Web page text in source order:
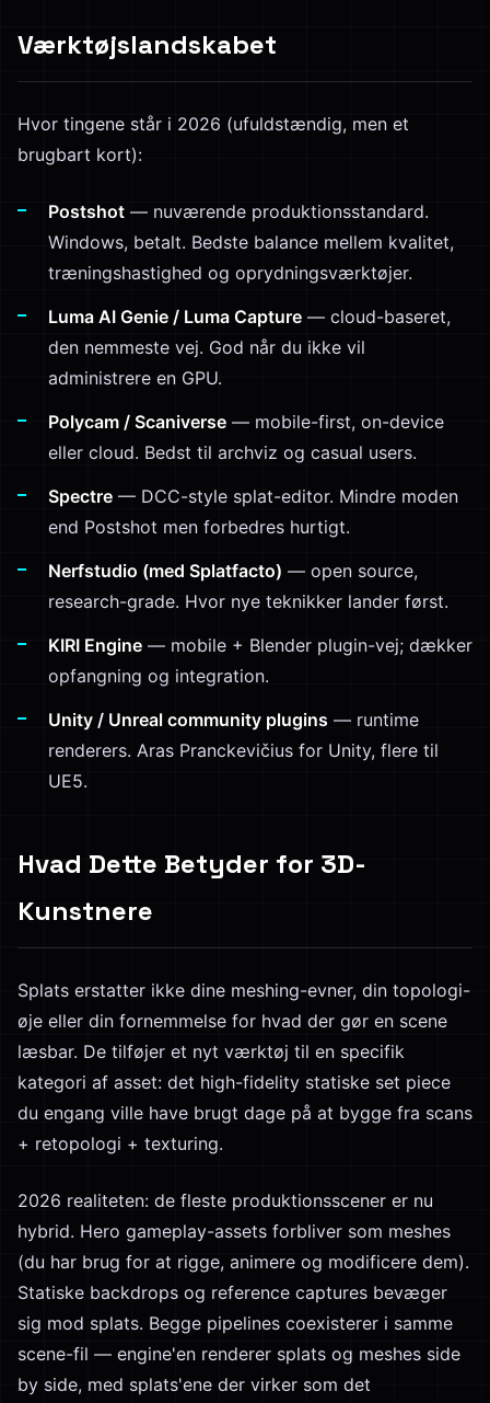
Værktøjslandskabet
Hvor tingene står i 2026 (ufuldstændig, men et
brugbart kort):
Postshot — nuværende produktionsstandard.
Windows, betalt. Bedste balance mellem kvalitet,
træningshastighed og oprydningsværktøjer.
Luma AI Genie / Luma Capture — cloud-baseret,
den nemmeste vej. God når du ikke vil
administrere en GPU.
Polycam / Scaniverse — mobile-first, on-device
eller cloud. Bedst til archviz og casual users.
Spectre — DCC-style splat-editor. Mindre moden
end Postshot men forbedres hurtigt.
Nerfstudio (med Splatfacto) — open source,
research-grade. Hvor nye teknikker lander først.
KIRI Engine — mobile + Blender plugin-vej; dækker
opfangning og integration.
Unity / Unreal community plugins — runtime
renderers. Aras Pranckevičius for Unity, flere til
UE5.
Hvad Dette Betyder for 3D-
Kunstnere
Splats erstatter ikke dine meshing-evner, din topologi-
øje eller din fornemmelse for hvad der gør en scene
læsbar. De tilføjer et nyt værktøj til en specifik
kategori af asset: det high-fidelity statiske set piece
du engang ville have brugt dage på at bygge fra scans
+ retopologi + texturing.
2026 realiteten: de fleste produktionsscener er nu
hybrid. Hero gameplay-assets forbliver som meshes
(du har brug for at rigge, animere og modificere dem).
Statiske backdrops og reference captures bevæger
sig mod splats. Begge pipelines coexisterer i samme
scene-fil — engine'en renderer splats og meshes side
by side, med splats'ene der virker som det